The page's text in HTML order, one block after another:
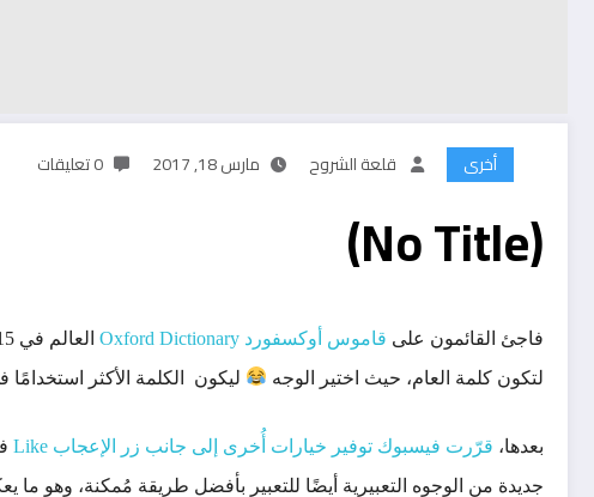
أخرى قلعة الشروح مارس 18, 2017 0 تعليقات
(No Title)
فاجئ القائمون على قاموس أوكسفورد Oxford Dictionary
لتكون كلمة العام، حيث اختير الوجه
ليكون الكلمة الأكثر استخدامًا
بعدها، قرّرت فيسبوك توفير خيارات أُخرى إلى جانب زر الإعجاب Like
جديدة من الوجوه التعبيرية أيضًا للتعبير بأفضل طريقة مُمكنة، وهو ما